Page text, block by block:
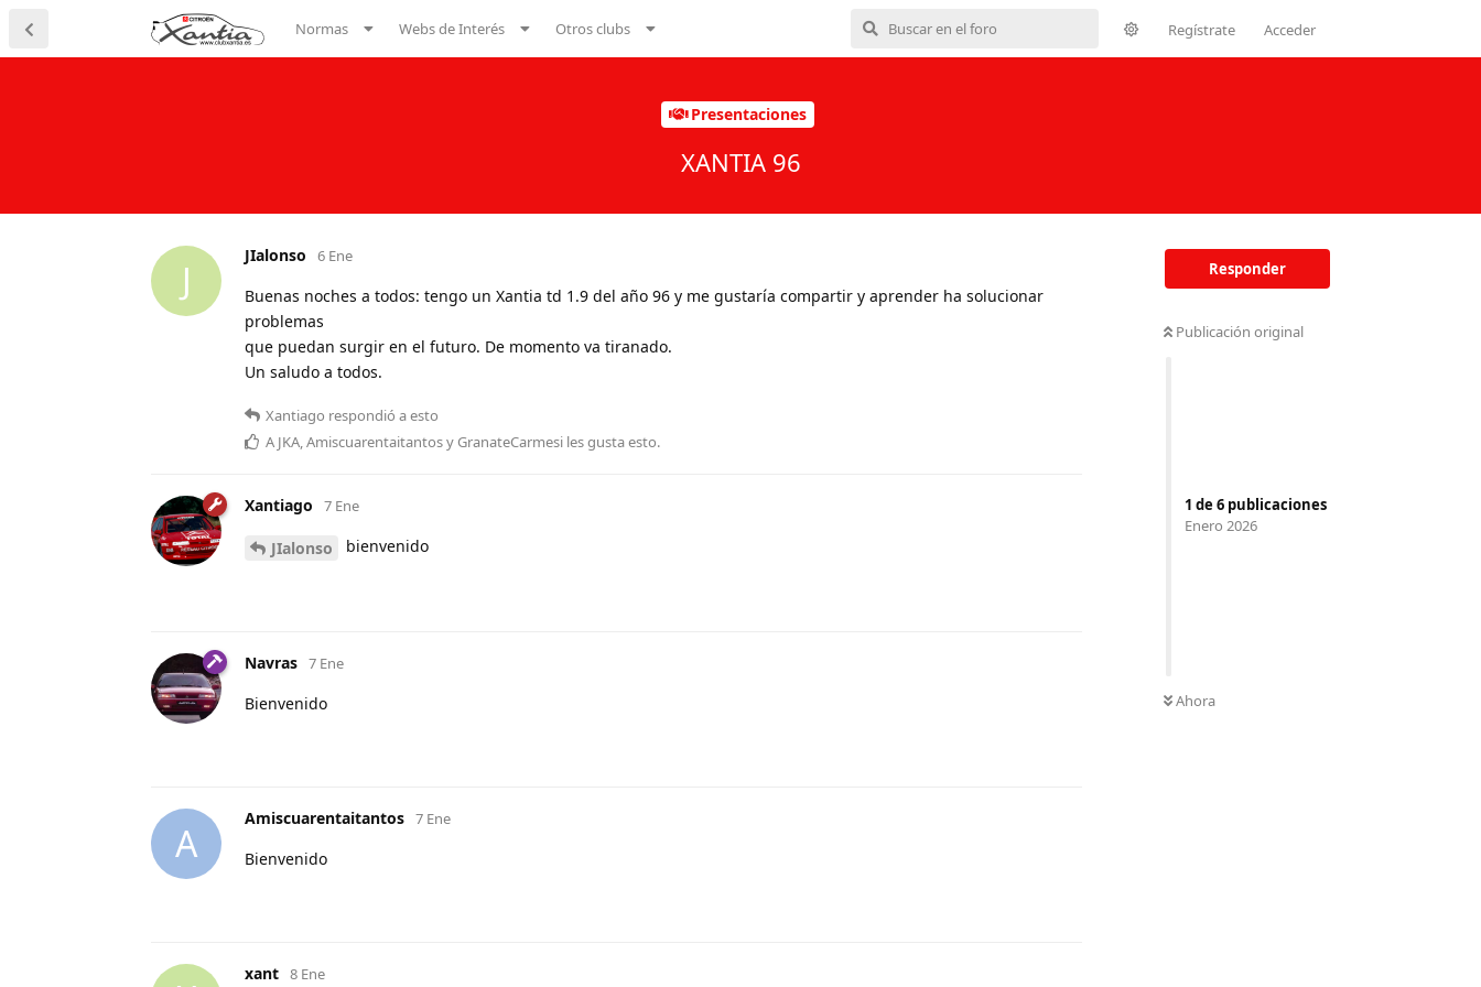
Normas Webs de Interés Otros clubs Regístrate Acceder
Presentaciones
XANTIA 96
Responder
Publicación original
1 de 6 publicaciones
Enero 2026
Ahora
J
JIalonso 6 Ene
Buenas noches a todos: tengo un Xantia td 1.9 del año 96 y me gustaría compartir y aprender ha solucionar
problemas
que puedan surgir en el futuro. De momento va tiranado.
Un saludo a todos.
Xantiago respondió a esto
A JKA,Amiscuarentaitantosy GranateCarmesi les gusta esto.
Xantiago 7 Ene
JIalonso bienvenido
Navras 7 Ene
Bienvenido
A
Amiscuarentaitantos 7 Ene
Bienvenido
xant 8 Ene